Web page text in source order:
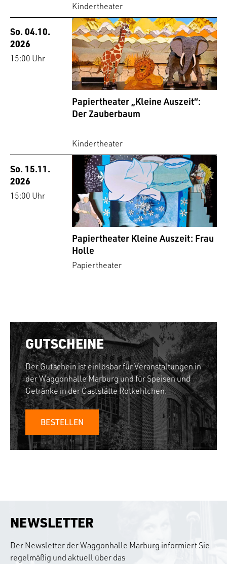
Kindertheater
So. 04.10.
2026
15:00 Uhr
Papiertheater „Kleine Auszeit“:
Der Zauberbaum
Kindertheater
So. 15.11.
2026
15:00 Uhr
Papiertheater Kleine Auszeit: Frau
Holle
Papiertheater
GUTSCHEINE
Der Gutschein ist einlösbar für Veranstaltungen in
der Waggonhalle Marburg und für Speisen und
Getränke in der Gaststätte Rotkehlchen.
BESTELLEN
NEWSLETTER
Der Newsletter der Waggonhalle Marburg informiert Sie
regelmäßig und aktuell über das